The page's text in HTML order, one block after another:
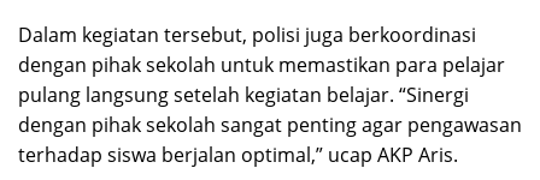
Dalam kegiatan tersebut, polisi juga berkoordinasi
dengan pihak sekolah untuk memastikan para pelajar
pulang langsung setelah kegiatan belajar. “Sinergi
dengan pihak sekolah sangat penting agar pengawasan
terhadap siswa berjalan optimal,” ucap AKP Aris.